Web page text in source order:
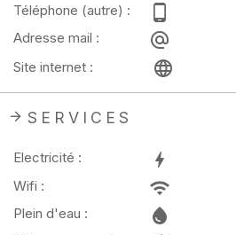
Téléphone (autre) :
Adresse mail :
Site internet :
SERVICES
Electricité :
Wifi :
Plein d'eau :